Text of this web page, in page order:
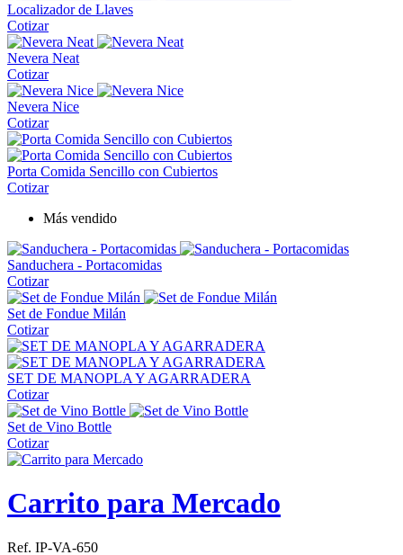
Localizador de Llaves
Cotizar
Nevera Neat
Cotizar
Nevera Nice
Cotizar
Porta Comida Sencillo con Cubiertos
Cotizar
Más vendido
Sanduchera - Portacomidas
Cotizar
Set de Fondue Milán
Cotizar
SET DE MANOPLA Y AGARRADERA
Cotizar
Set de Vino Bottle
Cotizar
Carrito para Mercado
Ref. IP-VA-650